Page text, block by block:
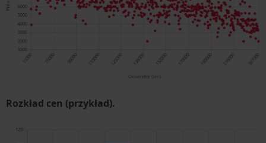
Rozkład cen (przykład).